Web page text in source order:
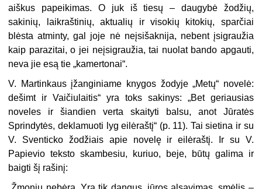
aiškus papeikimas. O juk iš tiesų – daugybė žodžių,
sakinių, laikraštinių, aktualių ir visokių kitokių, sparčiai
blėsta atminty, gal joje nė neįsišaknija, nebent įsigraužia
kaip parazitai, o jei neįsigraužia, tai nuolat bando apgauti,
neva jie esą tie „kamertonai“.
V. Martinkaus įžanginiame knygos žodyje „Metų“ novelė:
dešimt ir Vaičiulaitis“ yra toks sakinys: „Bet geriausias
noveles ir šiandien verta skaityti balsu, anot Jūratės
Sprindytės, deklamuoti lyg eilėraštį“ (p. 11). Tai sietina ir su
V. Sventicko žodžiais apie novelę ir eilėraštį. Ir su V.
Papievio teksto skambesiu, kuriuo, beje, būtų galima ir
baigti šį rašinį: